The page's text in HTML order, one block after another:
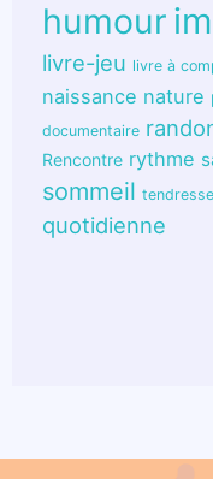
humour
livre-jeu livre à
naissance nature
documentaire
Rencontre rythme
sommeil tendresse
quotidienne